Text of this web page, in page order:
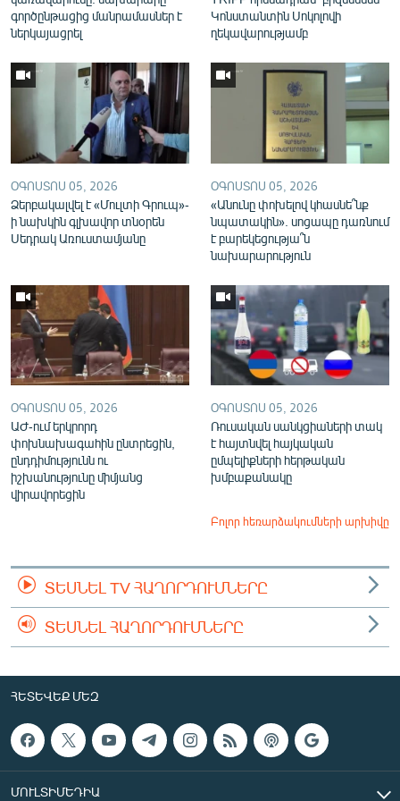
English
ՀԵՏԵՎԵՔ ՄԵԶ
«Ազատության» բոլոր կայքերը
գործընթացից մանրամասներ է
ներկայացրել
Կոնստանտին Սոկոլովի
ղեկավարությամբ
ՕԳՈՍՏՈՍ 05, 2026
Ձերբակալվել է «Մուլտի Գրուպ»-
ի նախկին գլխավոր տնօրեն
Սեդրակ Առուստամյանը
ՕԳՈՍՏՈՍ 05, 2026
«Անունը փոխելով կհասնե՞նք
նպատակին». սոցապը դառնում
է բարեկեցությա՞ն
նախարարություն
ՕԳՈՍՏՈՍ 05, 2026
ԱԺ-ում երկրորդ
փոխնախագահին ընտրեցին,
ընդդիմությունն ու
իշխանությունը միմյանց
վիրավորեցին
ՕԳՈՍՏՈՍ 05, 2026
Ռուսական սանկցիաների տակ
է հայտնվել հայկական
ըմպելիքների հերթական
խմբաքանակը
Բոլոր հեռարձակումների արխիվը
ՏԵՍՆԵԼ TV ՀԱՂՈՐԴՈՒՄՆԵՐԸ
ՏԵՍՆԵԼ ՀԱՂՈՐԴՈՒՄՆԵՐԸ
ՀԵՏԵՎԵՔ ՄԵԶ
ՄՈՒԼՏԻՄԵԴԻԱ